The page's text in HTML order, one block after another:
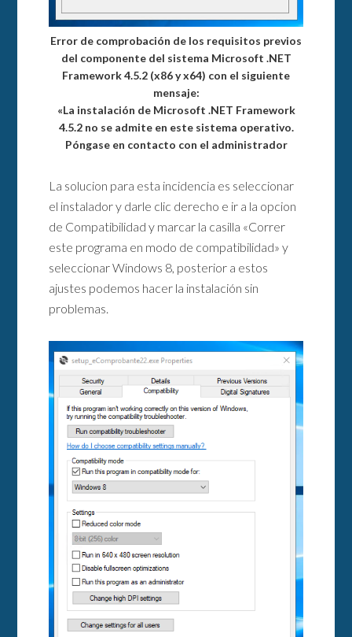
Error de comprobación de los requisitos previos
del componente del sistema Microsoft .NET
Framework 4.5.2 (x86 y x64) con el siguiente
mensaje:
«La instalación de Microsoft .NET Framework
4.5.2 no se admite en este sistema operativo.
Póngase en contacto con el administrador
La solucion para esta incidencia es seleccionar
el instalador y darle clic derecho e ir a la opcion
de Compatibilidad y marcar la casilla «Correr
este programa en modo de compatibilidad» y
seleccionar Windows 8, posterior a estos
ajustes podemos hacer la instalación sin
problemas.